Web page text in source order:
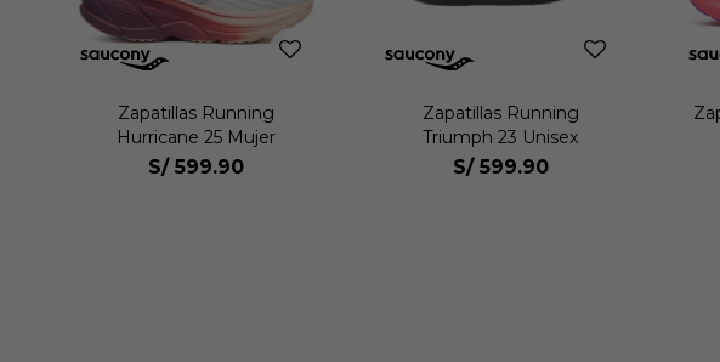
Zapatillas Running
Hurricane 25 Mujer
S/ 599.90
Zapatillas Running
Triumph 23 Unisex
S/ 599.90